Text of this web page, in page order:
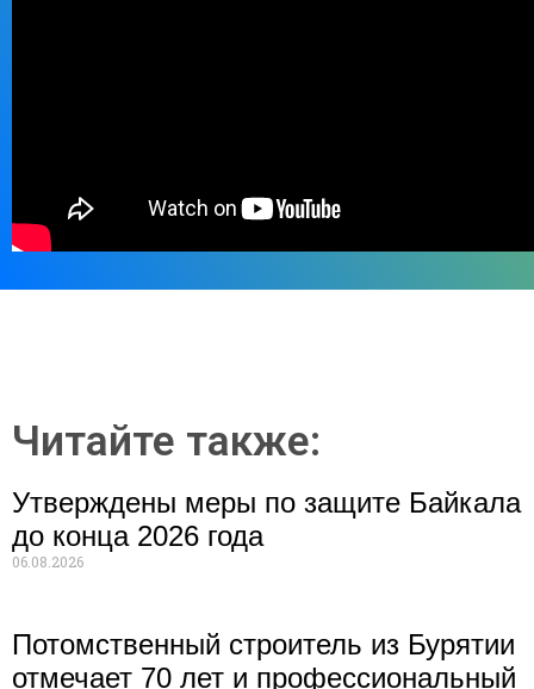
Читайте также:
Утверждены меры по защите Байкала
до конца 2026 года
06.08.2026
Потомственный строитель из Бурятии
отмечает 70 лет и профессиональный